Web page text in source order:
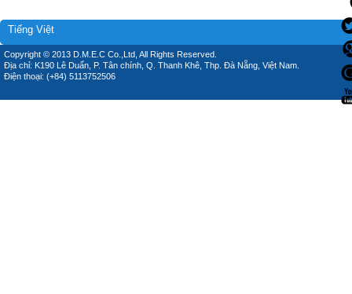
Tiếng Việt
Copyright © 2013 D.M.E.C Co.,Ltd, All Rights Reserved.
Địa chỉ: K190 Lê Duẩn, P. Tân chính, Q. Thanh Khê, Thp. Đà Nẵng, Việt Nam.
Điện thoại: (+84) 5113752506